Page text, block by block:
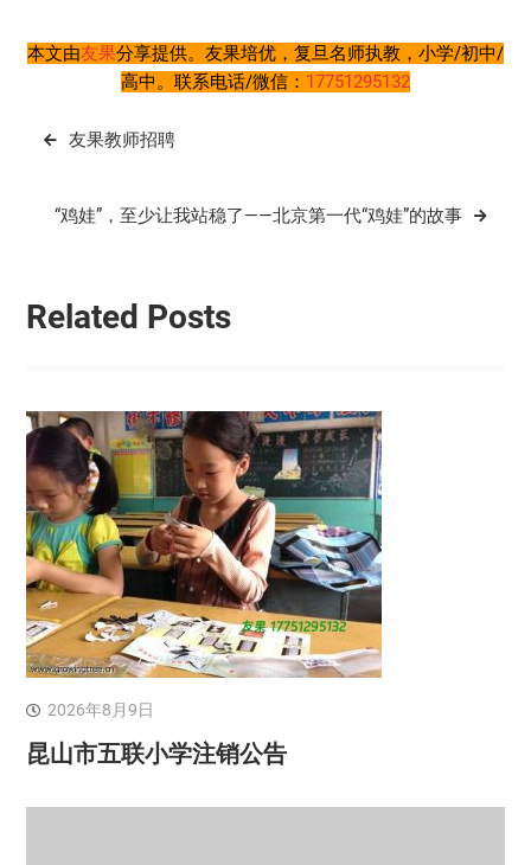
本文由友果分享提供。友果培优，复旦名师执教，小学/初中/
高中。联系电话/微信： 17751295132
文
友果教师招聘
“鸡娃”，至少让我站稳了——北京第一代“鸡娃”的故事
Related Posts
2026年8月9日
昆山市五联小学注销公告